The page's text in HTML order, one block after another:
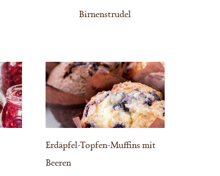
Birnenstrudel
Erdäpfel-Topfen-Muffins mit
Beeren